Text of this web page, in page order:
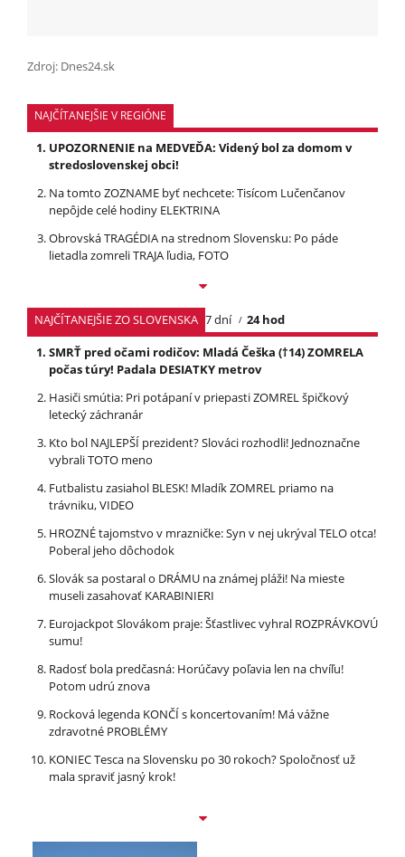
Zdroj: Dnes24.sk
NAJČÍTANEJŠIE V REGIÓNE
UPOZORNENIE na MEDVEĎA: Videný bol za domom v
stredoslovenskej obci!
Na tomto ZOZNAME byť nechcete: Tisícom Lučenčanov
nepôjde celé hodiny ELEKTRINA
Obrovská TRAGÉDIA na strednom Slovensku: Po páde
lietadla zomreli TRAJA ľudia, FOTO
NAJČÍTANEJŠIE ZO SLOVENSKA 7 dní
24 hod
SMRŤ pred očami rodičov: Mladá Češka (†14) ZOMRELA
počas túry! Padala DESIATKY metrov
Hasiči smútia: Pri potápaní v priepasti ZOMREL špičkový
letecký záchranár
Kto bol NAJLEPŠÍ prezident? Slováci rozhodli! Jednoznačne
vybrali TOTO meno
Futbalistu zasiahol BLESK! Mladík ZOMREL priamo na
trávniku, VIDEO
HROZNÉ tajomstvo v mrazničke: Syn v nej ukrýval TELO otca!
Poberal jeho dôchodok
Slovák sa postaral o DRÁMU na známej pláži! Na mieste
museli zasahovať KARABINIERI
Eurojackpot Slovákom praje: Šťastlivec vyhral ROZPRÁVKOVÚ
sumu!
Radosť bola predčasná: Horúčavy poľavia len na chvíľu!
Potom udrú znova
Rocková legenda KONČÍ s koncertovaním! Má vážne
zdravotné PROBLÉMY
KONIEC Tesca na Slovensku po 30 rokoch? Spoločnosť už
mala spraviť jasný krok!